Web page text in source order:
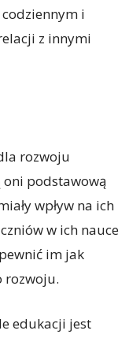
i
z innymi
rozwoju
oni podstawową
wpływ na ich
w ich nauce
im jak
rozwoju.
edukacji jest